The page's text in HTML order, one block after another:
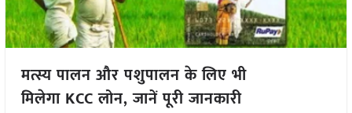
मत्स्य पालन और पशुपालन के लिए भी
मिलेगा KCC लोन, जानें पूरी जानकारी